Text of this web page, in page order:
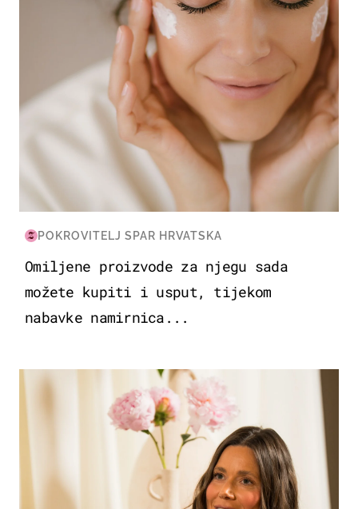
POKROVITELJ SPAR HRVATSKA
Omiljene proizvode za njegu sada
možete kupiti i usput, tijekom
nabavke namirnica...
MODA & LJEPOTA